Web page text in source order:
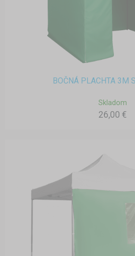
BOČNÁ PLACHTA 3M
Skladom
26,00 €